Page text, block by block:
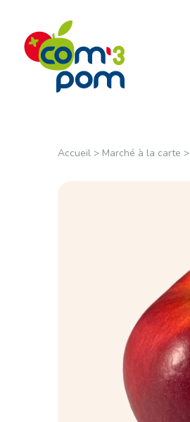
Accueil > Marché à la carte >